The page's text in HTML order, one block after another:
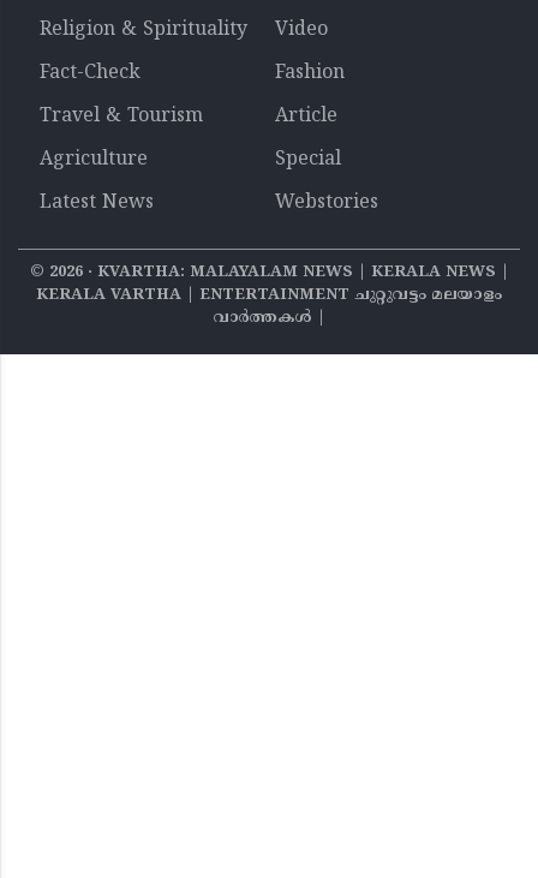
Religion & Spirituality
Video
Fact-Check
Fashion
Travel & Tourism
Article
Agriculture
Special
Latest News
Webstories
© 2026‧ KVARTHA: MALAYALAM NEWS | KERALA NEWS |
KERALA VARTHA | ENTERTAINMENT ചുറ്റുവട്ടം മലയാളം
വാര്‍ത്തകൾ |